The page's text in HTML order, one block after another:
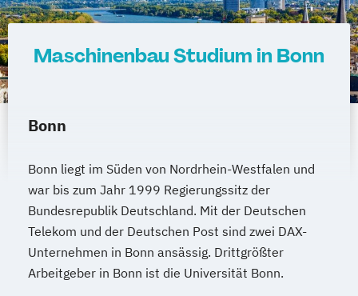
Maschinenbau Studium in Bonn
Bonn
Bonn liegt im Süden von Nordrhein-Westfalen und
war bis zum Jahr 1999 Regierungssitz der
Bundesrepublik Deutschland. Mit der Deutschen
Telekom und der Deutschen Post sind zwei DAX-
Unternehmen in Bonn ansässig. Drittgrößter
Arbeitgeber in Bonn ist die Universität Bonn.